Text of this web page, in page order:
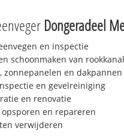
Dongeradeel
en inspectie
schoonmaken van
zonnepanelen en
en gevelreiniging
en renovatie
opsporen en repareren
verwijderen